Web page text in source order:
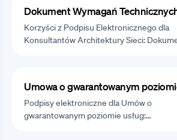
Dokument Wymagań
Korzyści z Podpisu Elektronicznego dla
Konsultantów Architektury Sieci:
Umowa o gwarantowanym
Podpisy elektroniczne dla Umów o
gwarantowanym poziomie usług:…